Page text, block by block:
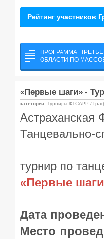
Рейтинг участников
ПРОГРАММА
ОБЛАСТИ ПО
«Первые шаги» -
категория: Турниры ФТСАРР /
Астраханская
Танцевально-
турнир по
«Первые
Дата
Место